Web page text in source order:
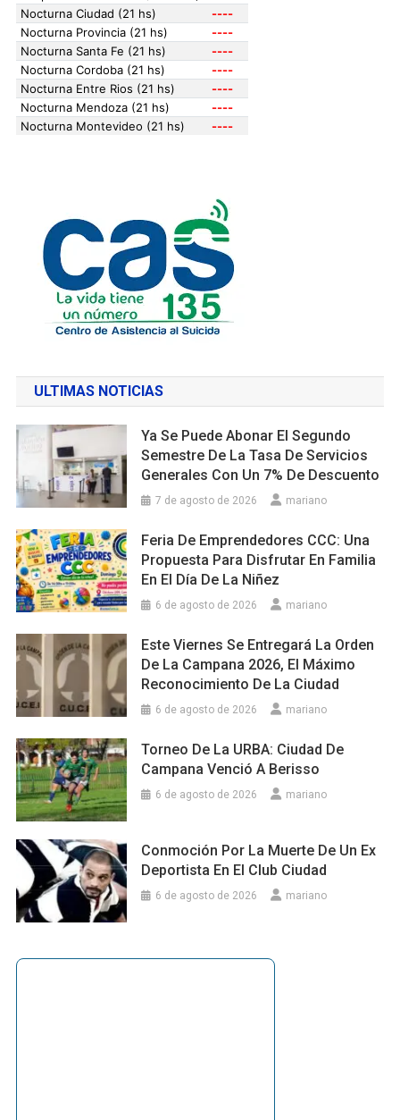
ULTIMAS NOTICIAS
Ya Se Puede Abonar El Segundo
Semestre De La Tasa De Servicios
Generales Con Un 7% De Descuento
7 de agosto de 2026 mariano
Feria De Emprendedores CCC: Una
Propuesta Para Disfrutar En Familia
En El Día De La Niñez
6 de agosto de 2026 mariano
Este Viernes Se Entregará La Orden
De La Campana 2026, El Máximo
Reconocimiento De La Ciudad
6 de agosto de 2026 mariano
Torneo De La URBA: Ciudad De
Campana Venció A Berisso
6 de agosto de 2026 mariano
Conmoción Por La Muerte De Un Ex
Deportista En El Club Ciudad
6 de agosto de 2026 mariano